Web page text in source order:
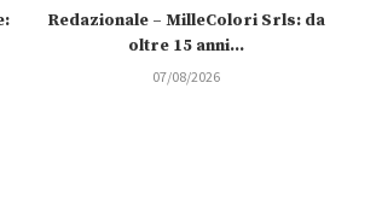
Redazionale – MilleColori Srls: da
oltre 15 anni...
07/08/2026